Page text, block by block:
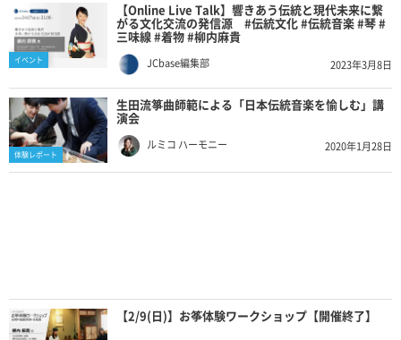
イベント
【Online Live Talk】響きあう伝統と現代未来に繋
がる文化交流の発信源 #伝統文化 #伝統音楽 #琴 #
三味線 #着物 #柳内麻貴
JCbase編集部 2023年3月8日
体験レポート
生田流箏曲師範による「日本伝統音楽を愉しむ」講
演会
ルミコ ハーモニー 2020年1月28日
【2/9(日)】お筝体験ワークショップ【開催終了】